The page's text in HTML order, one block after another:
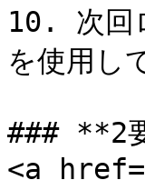
10. 次回
を使用し
### **2
<a